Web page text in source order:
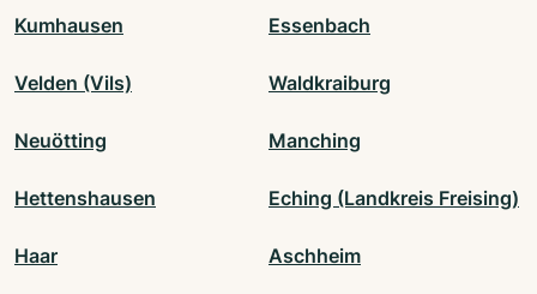
Kumhausen Essenbach
Velden (Vils) Waldkraiburg
Neuötting Manching
Hettenshausen Eching (Landkreis Freising)
Haar Aschheim